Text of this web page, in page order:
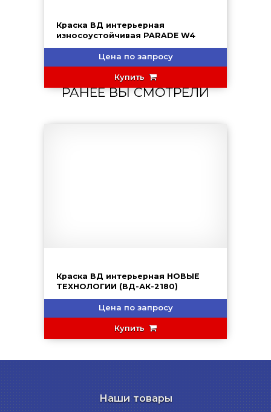
Краска ВД интерьерная
износоустойчивая PARADE W4
Цена по запросу
Купить
РАНЕЕ ВЫ СМОТРЕЛИ
Краска ВД интерьерная НОВЫЕ
ТЕХНОЛОГИИ (ВД-АК-2180)
Цена по запросу
Купить
Наши товары